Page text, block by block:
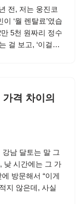
전, 저는 웅진코
‘월 렌탈료’였습
5천 원짜리 정수
걸 보고, ‘이걸…
격 차이의
남 달토는 말 그
낮 시간에는 그 가
방문해서 “이게
지 않은데, 사실